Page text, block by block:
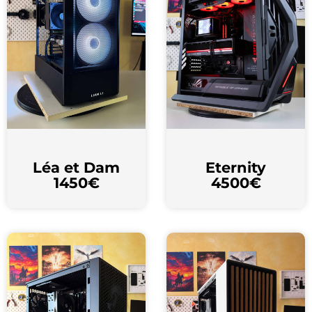
Léa et Dam
1450€
Eternity
4500€